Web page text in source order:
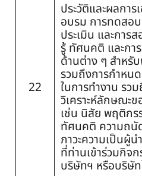
22
ประวัติและผลการ
อบรม การทดสอ
ประเมิน และการ
รู้ ทัศนคติ และกา
ด้านต่าง ๆ สำหรั
รวมถึงการกำหน
ในการทำงาน รว
วิเคราะห์ลักษณะข
เช่น นิสัย พฤติกร
ทัศนคติ ความถนั
ภาวะความเป็นผู้น
ที่ท่านเข้าร่วมกิจ
บริษัทฯ หรือบริษัท